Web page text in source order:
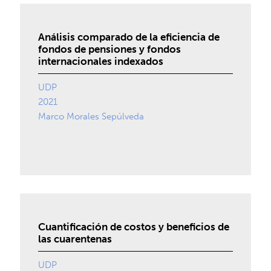
Análisis comparado de la eficiencia de
fondos de pensiones y fondos
internacionales indexados
UDP
2021
Marco Morales Sepúlveda
Cuantificación de costos y beneficios de
las cuarentenas
UDP